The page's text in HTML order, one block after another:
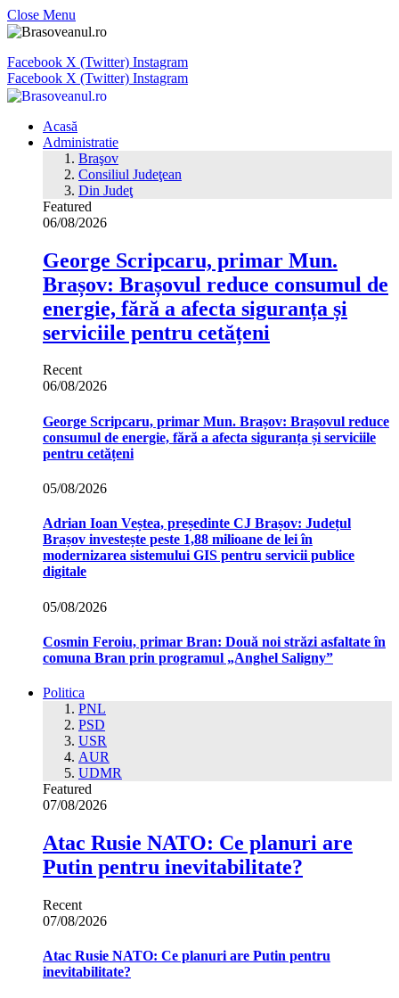
Close Menu
Facebook X (Twitter) Instagram
Facebook X (Twitter) Instagram
Acasă
Administratie
Braşov
Consiliul Judeţean
Din Judeţ
Featured
06/08/2026
George Scripcaru, primar Mun.
Brașov: Brașovul reduce consumul de
energie, fără a afecta siguranța și
serviciile pentru cetățeni
Recent
06/08/2026
George Scripcaru, primar Mun. Brașov: Brașovul reduce
consumul de energie, fără a afecta siguranța și serviciile
pentru cetățeni
05/08/2026
Adrian Ioan Veștea, președinte CJ Brașov: Județul
Brașov investește peste 1,88 milioane de lei în
modernizarea sistemului GIS pentru servicii publice
digitale
05/08/2026
Cosmin Feroiu, primar Bran: Două noi străzi asfaltate în
comuna Bran prin programul „Anghel Saligny”
Politica
PNL
PSD
USR
AUR
UDMR
Featured
07/08/2026
Atac Rusie NATO: Ce planuri are
Putin pentru inevitabilitate?
Recent
07/08/2026
Atac Rusie NATO: Ce planuri are Putin pentru
inevitabilitate?